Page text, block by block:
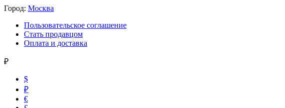
Город: Москва
Пользовательское соглашение
Стать продавцом
Оплата и доставка
₽
$
₽
€